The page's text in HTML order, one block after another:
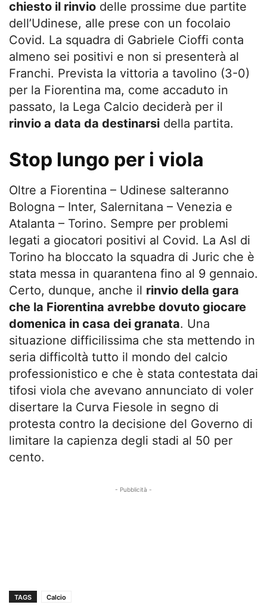
chiesto il rinvio delle prossime due partite
dell’Udinese, alle prese con un focolaio
Covid. La squadra di Gabriele Cioffi conta
almeno sei positivi e non si presenterà al
Franchi. Prevista la vittoria a tavolino (3-0)
per la Fiorentina ma, come accaduto in
passato, la Lega Calcio deciderà per il
rinvio a data da destinarsi della partita.
Stop lungo per i viola
Oltre a Fiorentina – Udinese salteranno
Bologna – Inter, Salernitana – Venezia e
Atalanta – Torino. Sempre per problemi
legati a giocatori positivi al Covid. La Asl di
Torino ha bloccato la squadra di Juric che è
stata messa in quarantena fino al 9 gennaio.
Certo, dunque, anche il rinvio della gara
che la Fiorentina avrebbe dovuto giocare
domenica in casa dei granata. Una
situazione difficilissima che sta mettendo in
seria difficoltà tutto il mondo del calcio
professionistico e che è stata contestata dai
tifosi viola che avevano annunciato di voler
disertare la Curva Fiesole in segno di
protesta contro la decisione del Governo di
limitare la capienza degli stadi al 50 per
cento.
- Pubblicità -
TAGS Calcio